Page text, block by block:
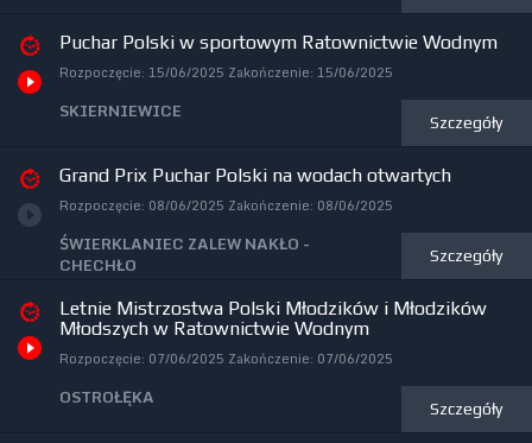
Puchar Polski w sportowym Ratownictwie Wodnym
Rozpoczęcie: 15/06/2025 Zakończenie: 15/06/2025
SKIERNIEWICE Szczegóły
Grand Prix Puchar Polski na wodach otwartych
Rozpoczęcie: 08/06/2025 Zakończenie: 08/06/2025
ŚWIERKLANIEC ZALEW NAKŁO -
CHECHŁO
Szczegóły
Letnie Mistrzostwa Polski Młodzików i Młodzików
Młodszych w Ratownictwie Wodnym
Rozpoczęcie: 07/06/2025 Zakończenie: 07/06/2025
OSTROŁĘKA Szczegóły